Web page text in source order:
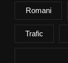
Romani
Trafic